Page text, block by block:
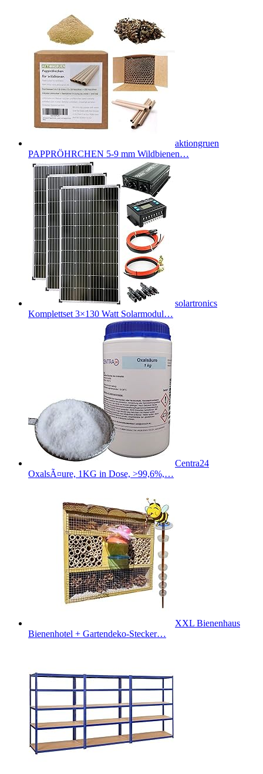
aktiongruen
PAPPRÖHRCHEN 5-9 mm Wildbienen…
solartronics
Komplettset 3×130 Watt Solarmodul…
Centra24
OxalsÃ¤ure, 1KG in Dose, >99,6%,…
XXL Bienenhaus
Bienenhotel + Gartendeko-Stecker…